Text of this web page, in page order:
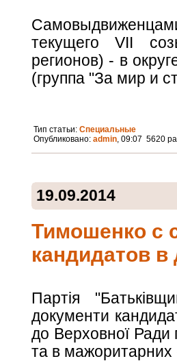
текущего VII
регионов) - в
(группа "За мир и
Тип статьи: Специальные
Опубликовано: admin, 09:07 5620
19.09.2014
Тимошенко с
кандидатов
Партія
документи
до Верховної Ради
та в мажоритарних